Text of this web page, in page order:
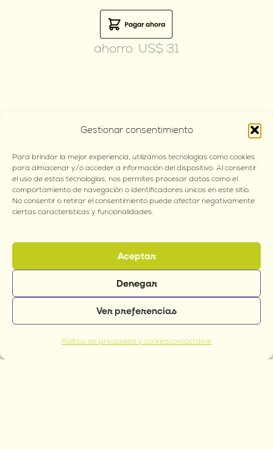
Gestionar consentimiento
Para brindar la mejor experiencia, utilizamos tecnologías como cookies
para almacenar y/o acceder a información del dispositivo. Al consentir
el uso de estas tecnologías, nos permites procesar datos como el
comportamiento de navegación o identificadores únicos en este sitio.
No consentir o retirar el consentimiento puede afectar negativamente
ciertas características y funcionalidades.
Aceptar
Denegar
Ver preferencias
Política de privacidad y cookiescontáctame
ahorro: US$ 31
10
Sesiones
US$ 299,00